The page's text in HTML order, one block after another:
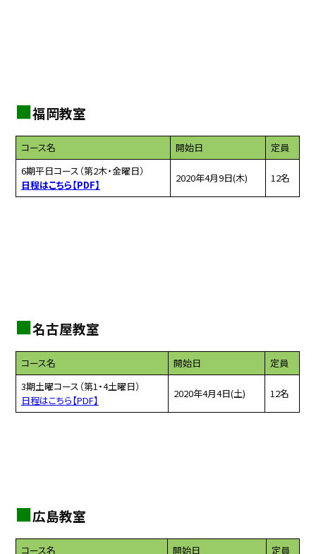
■福岡教室
コース名 開始日
定員
6期平日コース（第2木・金曜日）
日程はこちら【PDF】
2020年4月9日(木) 12名
■名古屋教室
コース名 開始日
定員
3期土曜コース（第1・4土曜日）
日程はこちら【PDF】
2020年4月4日(土) 12名
■広島教室
コース名 開始日 定員